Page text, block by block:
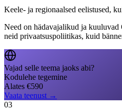
Keele- ja regionaalsed eelistused,
Need on hädavajalikud ja
neid privaatsuspoliitikas, kuid
Vajad selle teema jaoks abi?
Kodulehe tegemine
Alates €590
Vaata teenust →
03